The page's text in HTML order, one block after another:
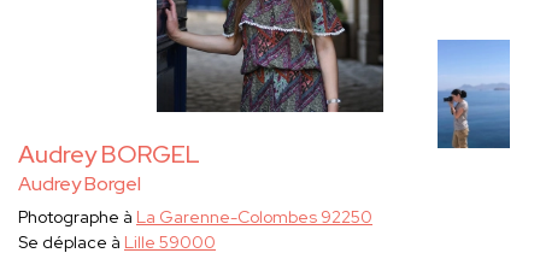
Audrey BORGEL
Audrey Borgel
Photographe à La Garenne-Colombes 92250
Se déplace à Lille 59000